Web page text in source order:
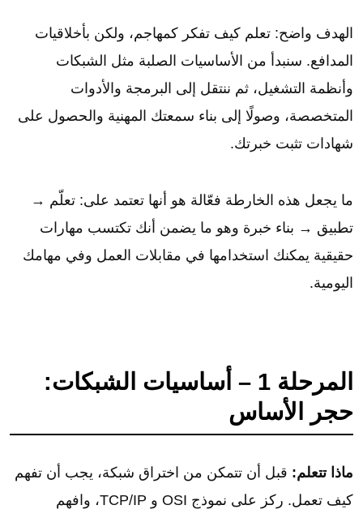
الهدف واضح: تعلم كيف تفكر كمهاجم، ولكن بأخلاقيات
المدافع. سنبدأ من الأساسيات الصلبة مثل الشبكات
وأنظمة التشغيل، ثم ننتقل إلى البرمجة والأدوات
المتخصصة، وصولًا إلى بناء سمعتك المهنية والحصول على
شهادات تثبت خبرتك.
ما يجعل هذه الخارطة فعّالة هو أنها تعتمد على: تعلّم →
تطبيق → بناء خبرة وهو ما يضمن أنك تكتسب مهارات
حقيقية يمكنك استخدامها في مقابلات العمل وفي مهامك
اليومية.
المرحلة 1 – أساسيات الشبكات:
حجر الأساس
ماذا تتعلم: قبل أن تتمكن من اختراق شبكة، يجب أن تفهم
كيف تعمل. ركز على نموذج OSI و TCP/IP، وافهم